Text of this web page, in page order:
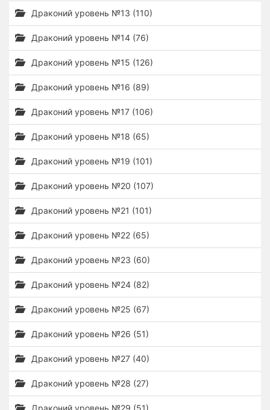
Драконий уровень №13 (110)
Драконий уровень №14 (76)
Драконий уровень №15 (126)
Драконий уровень №16 (89)
Драконий уровень №17 (106)
Драконий уровень №18 (65)
Драконий уровень №19 (101)
Драконий уровень №20 (107)
Драконий уровень №21 (101)
Драконий уровень №22 (65)
Драконий уровень №23 (60)
Драконий уровень №24 (82)
Драконий уровень №25 (67)
Драконий уровень №26 (51)
Драконий уровень №27 (40)
Драконий уровень №28 (27)
Драконий уровень №29 (51)